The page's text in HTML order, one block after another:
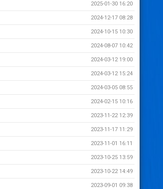
2025-01-30 16:20
2024-12-17 08:28
2024-10-15 10:30
2024-08-07 10:42
2024-03-12 19:00
2024-03-12 15:24
2024-03-05 08:55
2024-02-15 10:16
2023-11-22 12:39
2023-11-17 11:29
2023-11-01 16:11
2023-10-25 13:59
2023-10-22 14:49
2023-09-01 09:38